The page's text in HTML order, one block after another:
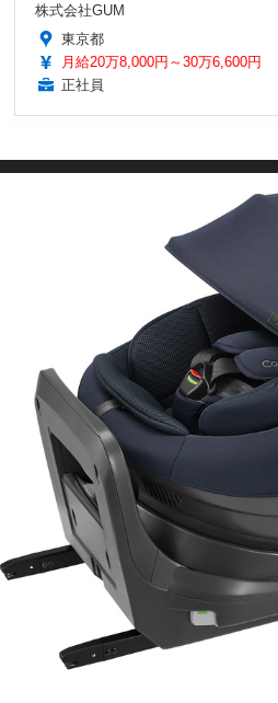
株式会社GUM
東京都
月給20万8,000円～30万6,600円
正社員